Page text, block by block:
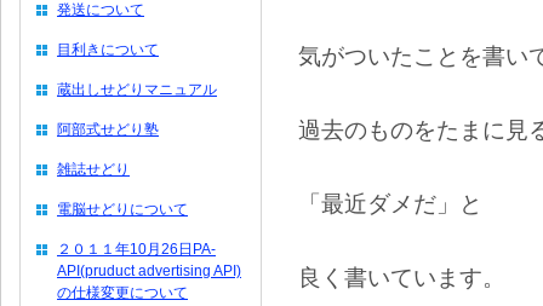
気がついたことを書い
過去のものをたまに見
「最近ダメだ」と
良く書いています。
発送について
目利きについて
蔵出しせどりマニュアル
阿部式せどり塾
雑誌せどり
電脳せどりについて
２０１１年10月26日PA-
API(pruduct advertising API)
の仕様変更について